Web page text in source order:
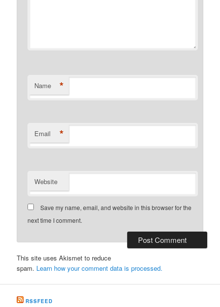
Name *
Email *
Website
Save my name, email, and website in this browser for the
next time I comment.
This site uses Akismet to reduce
spam. Learn how your comment data is processed.
RSSFEED